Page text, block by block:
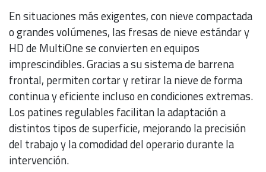
En situaciones más exigentes, con nieve compactada
o grandes volúmenes, las fresas de nieve estándar y
HD de MultiOne se convierten en equipos
imprescindibles. Gracias a su sistema de barrena
frontal, permiten cortar y retirar la nieve de forma
continua y eficiente incluso en condiciones extremas.
Los patines regulables facilitan la adaptación a
distintos tipos de superficie, mejorando la precisión
del trabajo y la comodidad del operario durante la
intervención.